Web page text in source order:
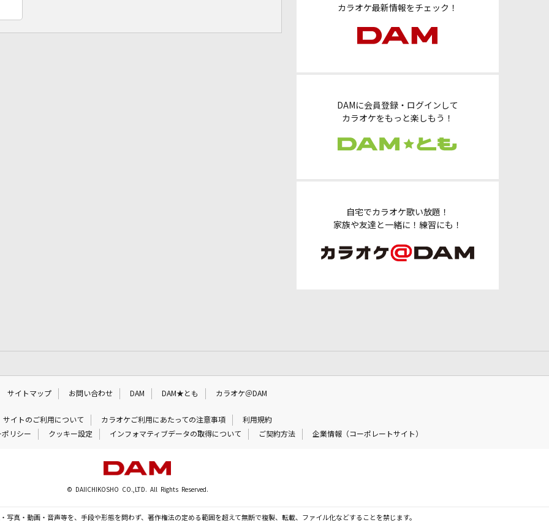
カラオケ最新情報をチェック！
DAMに会員登録・ログインして
カラオケをもっと楽しもう！
自宅でカラオケ歌い放題！
家族や友達と一緒に！練習にも！
サイトマップ お問い合わせ DAM DAM★とも カラオケ＠DAM
サイトのご利用について カラオケご利用にあたっての注意事項
利用規約
リシー
クッキー設定 インフォマティブデータの取得について ご契約方法 企業情報（コーポレートサイト）
© DAIICHIKOSHO CO.,LTD. All Rights Reserved.
写真・動画・音声等を、手段や形態を問わず、著作権法の定める範囲を超えて無断で複製、転載、ファイル化などすることを禁じます。